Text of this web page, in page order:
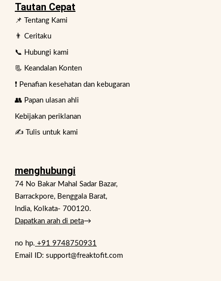
Tautan Cepat
📌 Tentang Kami
👨 Ceritaku
📞 Hubungi kami
📃 Keandalan Konten
❗ Penafian kesehatan dan kebugaran
👥 Papan ulasan ahli
Kebijakan periklanan
✍️ Tulis untuk kami
menghubungi
74 No Bakar Mahal Sadar Bazar,
Barrackpore, Benggala Barat,
India, Kolkata- 700120.
Dapatkan arah di peta→
no hp. +91 9748750931
Email ID: support@freaktofit.com